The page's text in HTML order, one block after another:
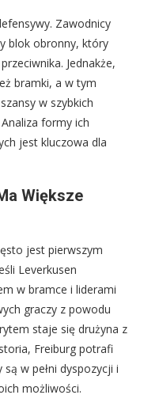
Zawodnicy
blok obronny, który
Jednakże,
bramki, a w tym
w szybkich
formy ich
jest kluczowa dla
Większe
jest pierwszym
Leverkusen
w bramce i liderami
graczy z powodu
staje się drużyna z
Freiburg potrafi
w pełni dyspozycji i
możliwości.